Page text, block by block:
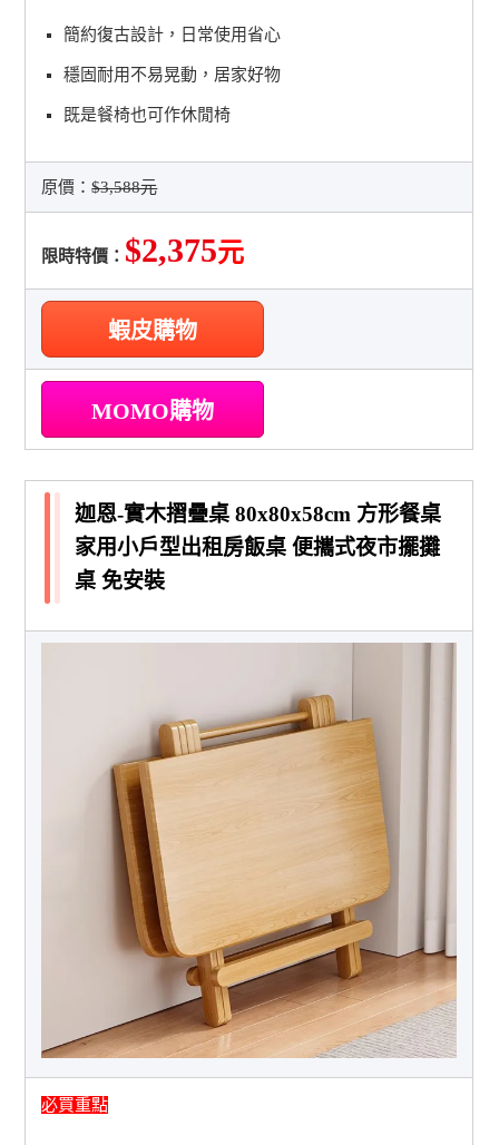
簡約復古設計，日常使用省心
穩固耐用不易晃動，居家好物
既是餐椅也可作休閒椅
原價：$3,588元
限時特價： $2,375元
蝦皮購物
MOMO購物
迦恩-實木摺疊桌 80x80x58cm 方形餐桌
家用小戶型出租房飯桌 便攜式夜市擺攤
桌 免安裝
必買重點